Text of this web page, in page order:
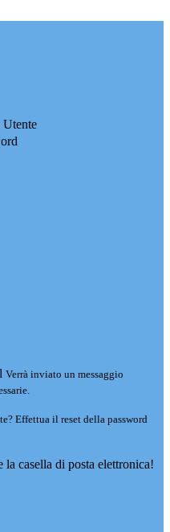
Utente
Verrà inviato un messaggio
Effettua il reset della password
casella di posta elettronica!